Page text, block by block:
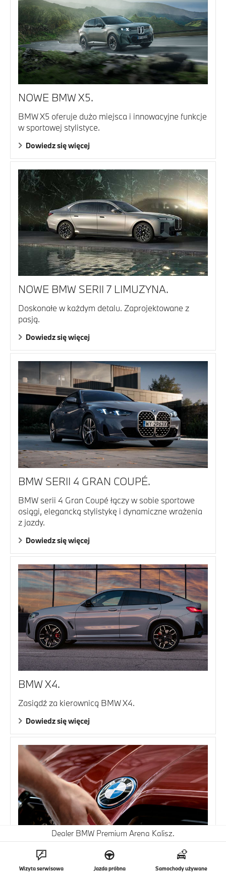
NOWE BMW X5.
BMW X5 oferuje dużo miejsca i innowacyjne funkcje
w sportowej stylistyce.
Dowiedz się więcej
NOWE BMW SERII 7 LIMUZYNA.
Doskonałe w każdym detalu. Zaprojektowane z
pasją.
Dowiedz się więcej
BMW SERII 4 GRAN COUPÉ.
BMW serii 4 Gran Coupé łączy w sobie sportowe
osiągi, elegancką stylistykę i dynamiczne wrażenia
z jazdy.
Dowiedz się więcej
BMW X4.
Zasiądź za kierownicą BMW X4.
Dowiedz się więcej
BEZPŁATNE AKCJE TECHNICZNE I
Dealer BMW Premium Arena Kalisz.
Wizyta serwisowa Jazda próbna Samochody używane